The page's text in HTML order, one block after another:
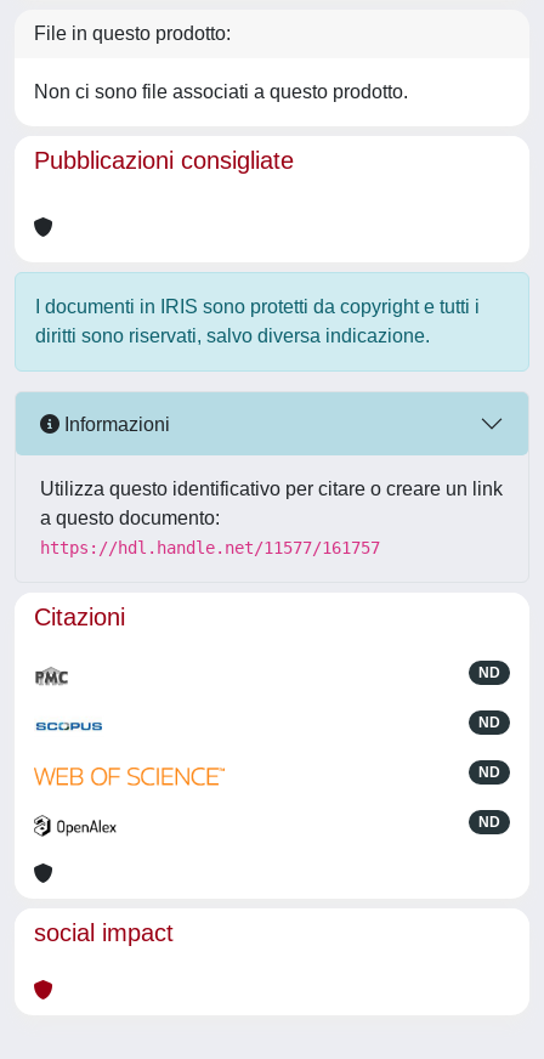
File in questo prodotto:
Non ci sono file associati a questo prodotto.
Pubblicazioni consigliate
I documenti in IRIS sono protetti da copyright e tutti i
diritti sono riservati, salvo diversa indicazione.
Informazioni
Utilizza questo identificativo per citare o creare un link
a questo documento:
https://hdl.handle.net/11577/161757
Citazioni
ND
ND
ND
ND
social impact